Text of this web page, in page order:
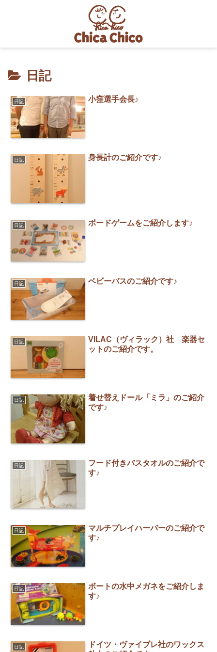
日記
日記 小窪選手会長♪
日記 身長計のご紹介です♪
日記 ボードゲームをご紹介します♪
日記 ベビーバスのご紹介です♪
日記
VILAC（ヴィラック）社 楽器セ
ットのご紹介です。
日記
着せ替えドール「ミラ」のご紹介
です♪
日記
フード付きバスタオルのご紹介で
す♪
日記
マルチプレイハーバーのご紹介で
す♪
日記
ボートの水中メガネをご紹介しま
す♪
日記
ドイツ・ヴァイブレ社のワックス